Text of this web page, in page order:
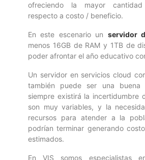
ofreciendo la mayor
respecto a costo / beneficio.
En este escenario un servidor
menos 16GB de RAM y 1TB de
poder afrontar el año educativo
Un servidor en servicios cloud
también puede ser una buena
siempre existirá la incertidumbre
son muy variables, y la
recursos para atender a la
podrían terminar generando
estimados.
En VIS somos especialistas